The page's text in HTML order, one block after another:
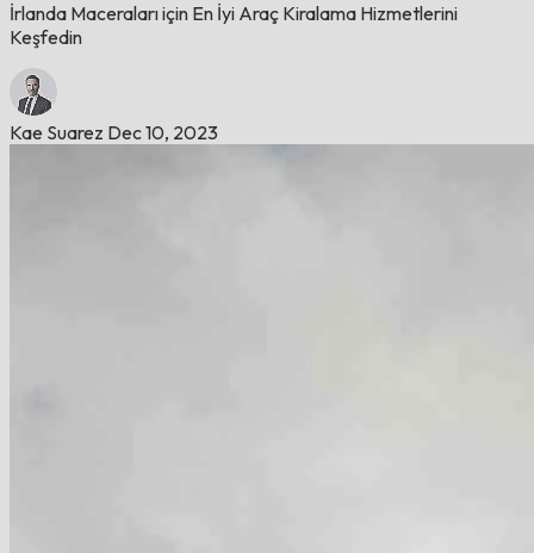
İrlanda Maceraları için En İyi Araç Kiralama Hizmetlerini
Keşfedin
Kae Suarez Dec 10, 2023